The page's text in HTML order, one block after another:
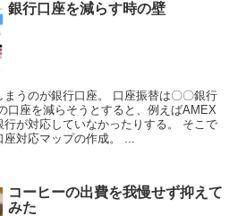
銀行口座を減らす時の壁
うのが銀行口座。 口座振替は〇〇銀行
口座を減らそうとすると、例えばAMEX
が対応していなかったりする。 そこで
対応マップの作成。 ...
コーヒーの出費を我慢せず抑えて
みた